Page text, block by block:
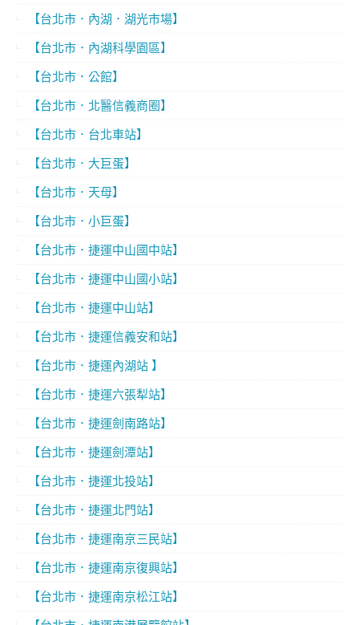
【台北市．內湖．湖光市場】
【台北市．內湖科學園區】
【台北市．公館】
【台北市．北醫信義商圈】
【台北市．台北車站】
【台北市．大巨蛋】
【台北市．天母】
【台北市．小巨蛋】
【台北市．捷運中山國中站】
【台北市．捷運中山國小站】
【台北市．捷運中山站】
【台北市．捷運信義安和站】
【台北市．捷運內湖站 】
【台北市．捷運六張犁站】
【台北市．捷運劍南路站】
【台北市．捷運劍潭站】
【台北市．捷運北投站】
【台北市．捷運北門站】
【台北市．捷運南京三民站】
【台北市．捷運南京復興站】
【台北市．捷運南京松江站】